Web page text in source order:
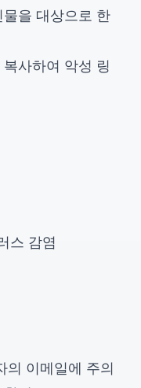
을 대상으로 한
사하여 악성 링
스 감염
의 이메일에 주의